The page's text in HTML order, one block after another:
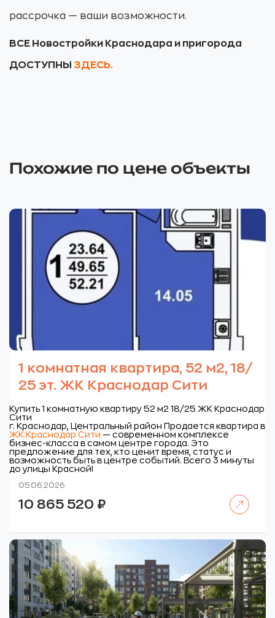
рассрочка — ваши возможности.
ВСЕ Новостройки Краснодара и пригорода
ДОСТУПНЫ ЗДЕСЬ.
Похожие по цене объекты
1 комнатная квартира, 52 м2, 18/
25 эт. ЖК Краснодар Сити
Купить 1 комнатную квартиру 52 м2 18/25 ЖК Краснодар
Сити
г. Краснодар, Центральный район Продается квартира в
ЖК Краснодар Сити — современном комплексе
бизнес-класса в самом центре города. Это
предложение для тех, кто ценит время, статус и
возможность быть в центре событий. Всего 3 минуты
до улицы Красной!
05.06.2026
10 865 520 ₽